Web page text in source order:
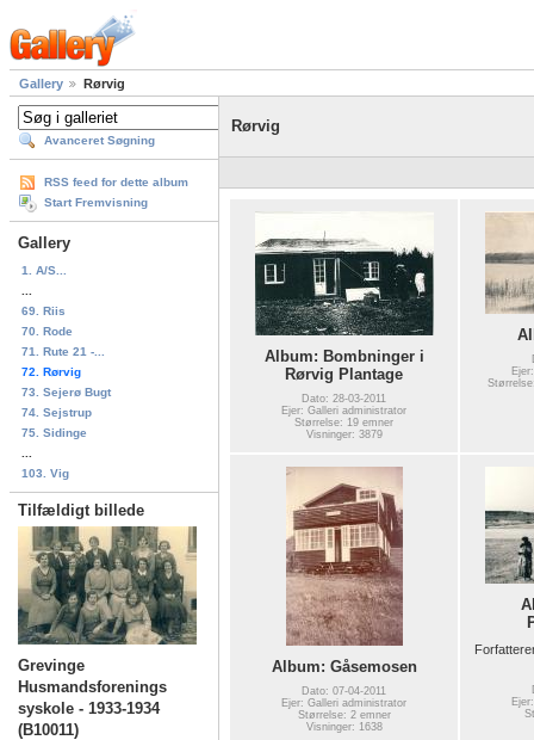
Gallery Rørvig
Avanceret Søgning
RSS feed for dette album
Start Fremvisning
Gallery
1. A/S...
69. Riis
70. Rode
71. Rute 21 -...
72. Rørvig
73. Sejerø Bugt
74. Sejstrup
75. Sidinge
103. Vig
Tilfældigt billede
Grevinge
Husmandsforenings
syskole - 1933-1934
(B10011)
Rørvig
Album: Bombninger i
Rørvig Plantage
Dato: 28-03-2011
Ejer: Galleri administrator
Størrelse: 19 emner
Visninger: 3879
Album: Gåsemosen
Dato: 07-04-2011
Ejer: Galleri administrator
Størrelse: 2 emner
Visninger: 1638